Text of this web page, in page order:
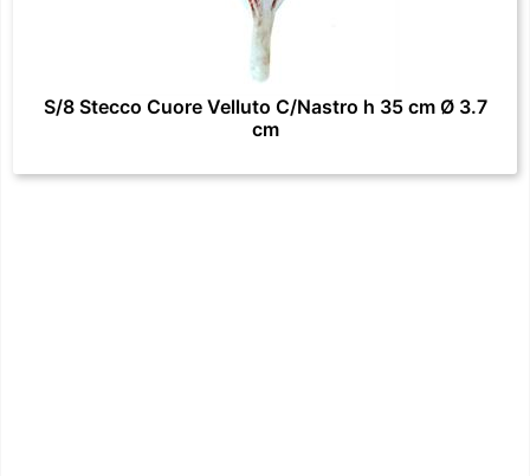
S/8 Stecco Cuore Velluto C/Nastro h 35 cm Ø 3.7
cm